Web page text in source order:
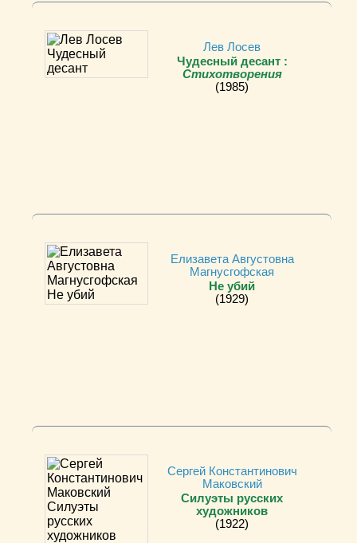
Лев Лосев
Чудесный десант :
Стихотворения
(1985)
Елизавета Августовна
Магнусгофская
Не убий
(1929)
Сергей Константинович
Маковский
Силуэты русских
художников
(1922)